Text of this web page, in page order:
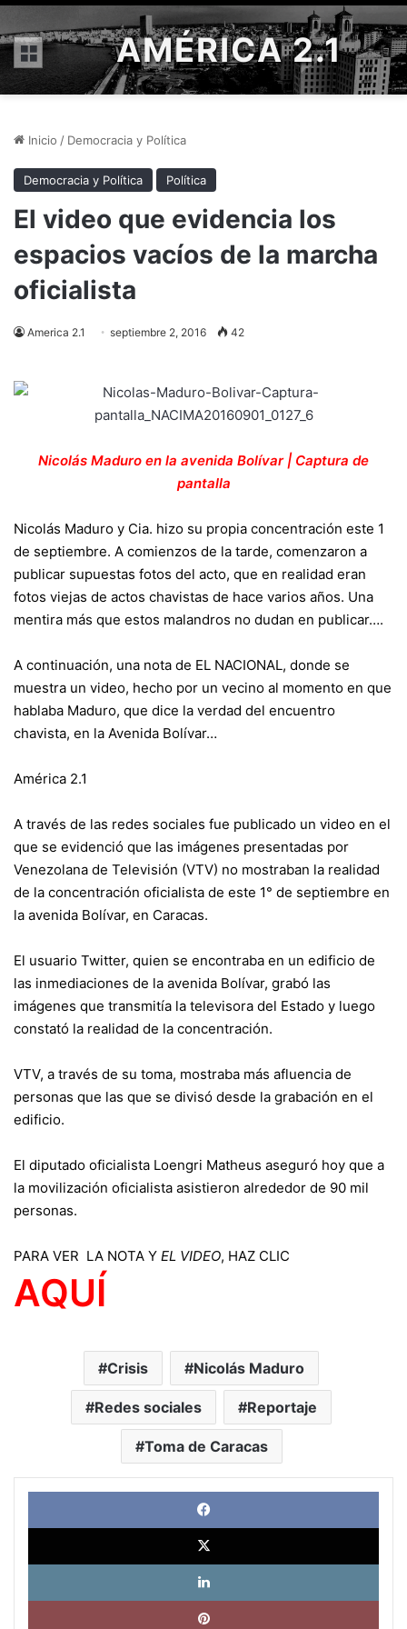
Menú AMÉRICA 2.1
Inicio / Democracia y Política
Democracia y Política Política
El video que evidencia los
espacios vacíos de la marcha
oficialista
America 2.1 septiembre 2, 2016 42
Nicolás Maduro en la avenida Bolívar | Captura de
pantalla
Nicolás Maduro y Cia. hizo su propia concentración este 1
de septiembre. A comienzos de la tarde, comenzaron a
publicar supuestas fotos del acto, que en realidad eran
fotos viejas de actos chavistas de hace varios años. Una
mentira más que estos malandros no dudan en publicar….
A continuación, una nota de EL NACIONAL, donde se
muestra un video, hecho por un vecino al momento en que
hablaba Maduro, que dice la verdad del encuentro
chavista, en la Avenida Bolívar…
América 2.1
A través de las redes sociales fue publicado un video en el
que se evidenció que las imágenes presentadas por
Venezolana de Televisión (VTV) no mostraban la realidad
de la concentración oficialista de este 1° de septiembre en
la avenida Bolívar, en Caracas.
El usuario Twitter, quien se encontraba en un edificio de
las inmediaciones de la avenida Bolívar, grabó las
imágenes que transmitía la televisora del Estado y luego
constató la realidad de la concentración.
VTV, a través de su toma, mostraba más afluencia de
personas que las que se divisó desde la grabación en el
edificio.
El diputado oficialista Loengri Matheus aseguró hoy que a
la movilización oficialista asistieron alrededor de 90 mil
personas.
PARA VER LA NOTA Y EL VIDEO, HAZ CLIC
AQUÍ
Crisis Nicolás Maduro
Redes sociales Reportaje
Toma de Caracas
X